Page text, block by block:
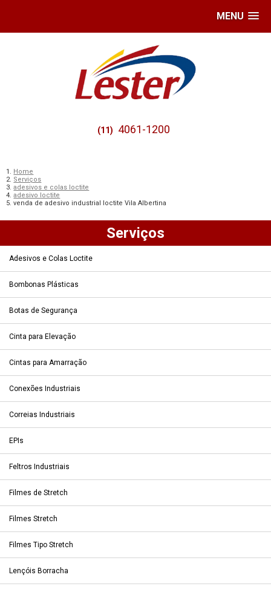
MENU
(11) 4061-1200
Home
Serviços
adesivos e colas loctite
adesivo loctite
venda de adesivo industrial loctite Vila Albertina
Serviços
Adesivos e Colas Loctite
Bombonas Plásticas
Botas de Segurança
Cinta para Elevação
Cintas para Amarração
Conexões Industriais
Correias Industriais
EPIs
Feltros Industriais
Filmes de Stretch
Filmes Stretch
Filmes Tipo Stretch
Lençóis Borracha